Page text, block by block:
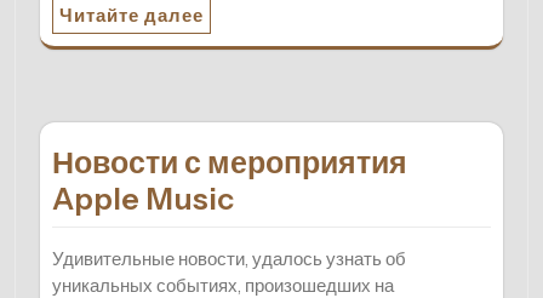
Читайте далее
Новости с мероприятия
Apple Music
Удивительные новости, удалось узнать об
уникальных событиях, произошедших на